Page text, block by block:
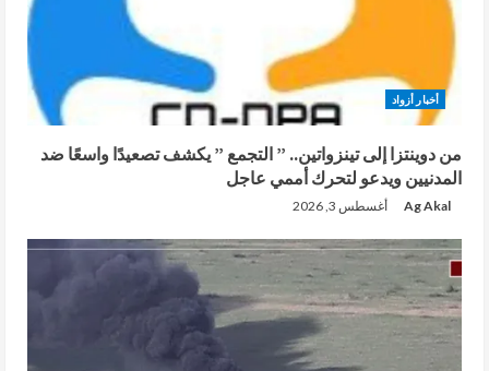
أخبار أزواد
من دوينتزا إلى تينزواتين.. ” التجمع ” يكشف تصعيدًا واسعًا ضد
المدنيين ويدعو لتحرك أممي عاجل
Ag Akal أغسطس 3, 2026